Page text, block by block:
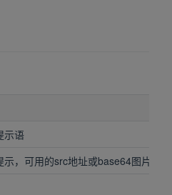
示语
示，可用的src地址或base64图片